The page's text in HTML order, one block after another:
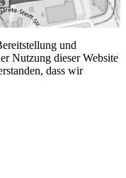
und
Nutzung dieser Website
dass wir